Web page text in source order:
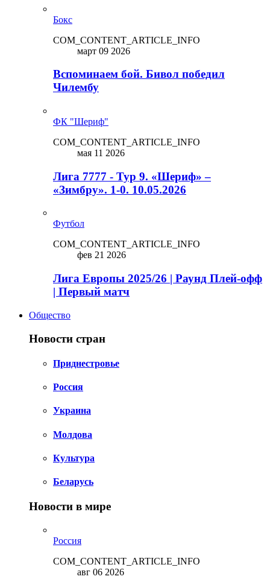
Бокс
COM_CONTENT_ARTICLE_INFO
март 09 2026
Вспоминаем бой. Бивол победил
Чилембу
ФК "Шериф"
COM_CONTENT_ARTICLE_INFO
мая 11 2026
Лига 7777 - Тур 9. «Шериф» –
«Зимбру». 1-0. 10.05.2026
Футбол
COM_CONTENT_ARTICLE_INFO
фев 21 2026
Лига Европы 2025/26 | Раунд Плей-офф
| Первый матч
Общество
Новости стран
Приднестровье
Россия
Украина
Молдова
Культура
Беларусь
Новости в мире
Россия
COM_CONTENT_ARTICLE_INFO
авг 06 2026